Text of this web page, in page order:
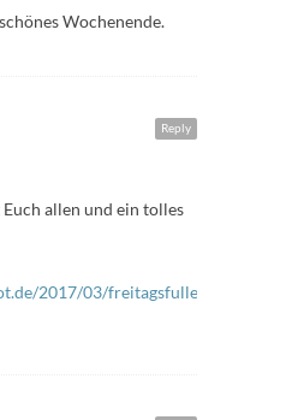
Wochenende.
Reply
allen und ein tolles
2017/03/freitagsfuller-